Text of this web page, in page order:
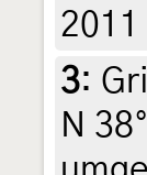
3:
N